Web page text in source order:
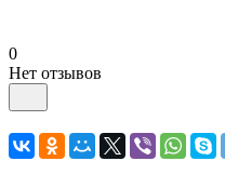
0
Нет отзывов